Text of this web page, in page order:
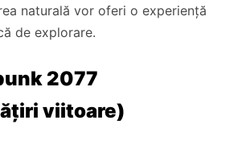
naturală vor oferi o experiență
de explorare.
2077
viitoare)